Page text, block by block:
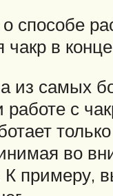
способе
чакр в
из самых
с
во
примеру,